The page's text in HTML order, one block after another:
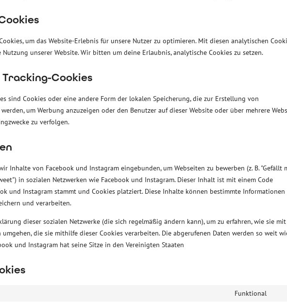
um das Website-Erlebnis für unsere Nutzer zu optimieren. Mit diesen analytischen
unserer Website. Wir bitten um deine Erlaubnis, analytische Cookies zu setzen.
Cookies
sind Cookies oder eine andere Form der lokalen Speicherung, die zur Erstellung von
um Werbung anzuzeigen oder den Benutzer auf dieser Website oder über mehrere
zu verfolgen.
Inhalte von Facebook und Instagram eingebunden, um Webseiten zu bewerben (z. B. "Gefällt
in sozialen Netzwerken wie Facebook und Instagram. Dieser Inhalt ist mit einem Code
und Instagram stammt und Cookies platziert. Diese Inhalte können bestimmte Informationen
und verarbeiten.
dieser sozialen Netzwerke (die sich regelmäßig ändern kann), um zu erfahren, wie sie mit
die sie mithilfe dieser Cookies verarbeiten. Die abgerufenen Daten werden so weit
und Instagram hat seine Sitze in den Vereinigten Staaten
Funktional